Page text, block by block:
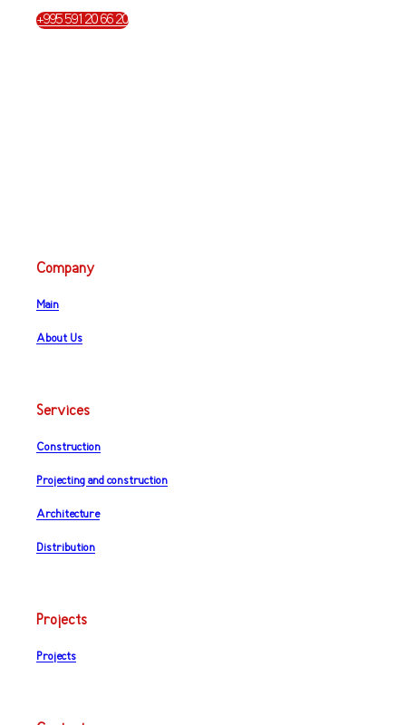
+995 591 20 66 20
Company
Main
About Us
Services
Construction
Projecting and construction
Architecture
Distribution
Projects
Projects